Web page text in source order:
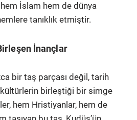
İslam hem de dünya
tanıklık etmiştir.
İnançlar
bir taş parçası değil, tarih
kültürlerin birleştiği bir simge
hem Hristiyanlar, hem de